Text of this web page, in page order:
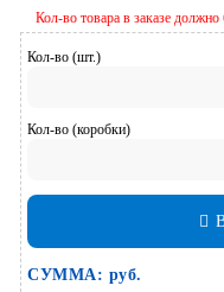
Кол-во товара в заказе
Кол-во (шт.)
Кол-во (коробки)
СУММА: руб.